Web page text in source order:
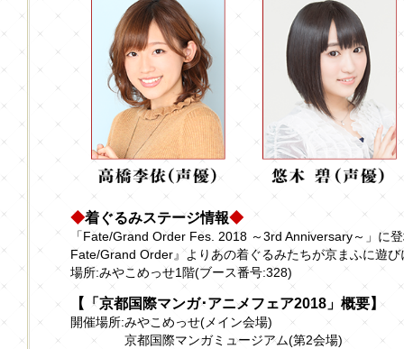
◆着ぐるみステージ情報◆
「Fate/Grand Order Fes. 2018 ～3rd Anniversary～」に
Fate/Grand Order』よりあの着ぐるみたちが京まふに遊び
場所:みやこめっせ1階(ブース番号:328)
【「京都国際マンガ･アニメフェア2018」概要】
開催場所:みやこめっせ(メイン会場)
京都国際マンガミュージアム(第2会場)